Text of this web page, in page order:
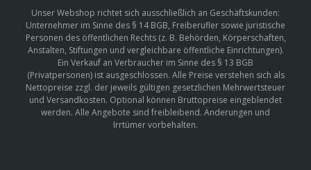
Unser Webshop richtet sich ausschließlich an Geschäftskunden:
Unternehmer im Sinne des § 14 BGB, Freiberufler sowie juristische
Personen des öffentlichen Rechts (z. B. Behörden, Körperschaften,
Anstalten, Stiftungen und vergleichbare öffentliche Einrichtungen).
Ein Verkauf an Verbraucher im Sinne des § 13 BGB
(Privatpersonen) ist ausgeschlossen. Alle Preise verstehen sich als
Nettopreise zzgl. der jeweils gültigen gesetzlichen Mehrwertsteuer
und Versandkosten. Optional können Bruttopreise eingeblendet
werden. Alle Angebote sind freibleibend. Änderungen und
Irrtümer vorbehalten.